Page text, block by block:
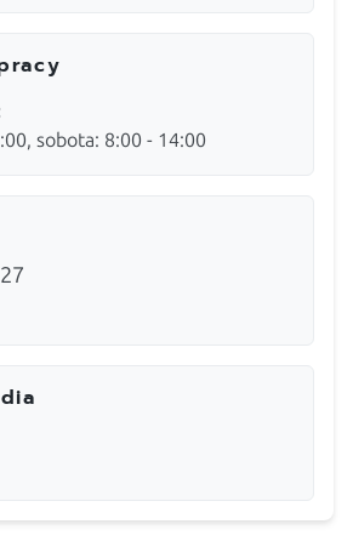
sobota: 8:00 - 14:00